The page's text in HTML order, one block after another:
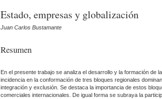
Estado, empresas y globalización
Juan Carlos Bustamante
Resumen
En el presente trabajo se analiza el desarrollo y la formación de
incidencia en la conformación de tres bloques regionales
integración y exclusión. Se destaca la importancia de estos
comerciales internacionales. De igual forma se subraya la